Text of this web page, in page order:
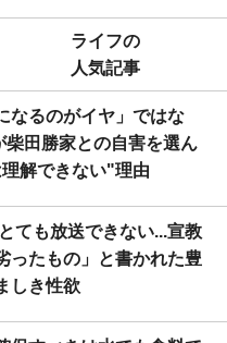
ライフの
人気記事
なるのがイヤ」ではな
柴田勝家との自害を選ん
解できない"理由
ても放送できない...宣教
ったもの」と書かれた豊
しき性欲